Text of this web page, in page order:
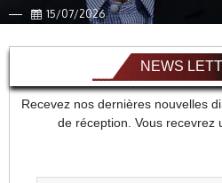
15/07/2026
NEWS
Recevez nos dernières nouvelles
de réception. Vous recevrez